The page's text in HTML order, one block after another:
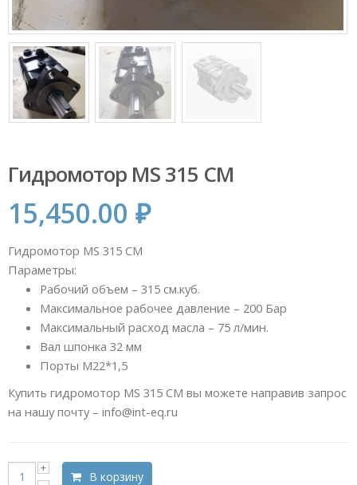
Гидромотор MS 315 CM
15,450.00 ₽
Гидромотор MS 315 CM
Параметры:
Рабочий объем – 315 см.куб.
Максимальное рабочее давление – 200 Бар
Максимальный расход масла – 75 л/мин.
Вал шпонка 32 мм
Порты М22*1,5
Купить гидромотор MS 315 CM вы можете направив запрос
на нашу почту – info@int-eq.ru
В корзину